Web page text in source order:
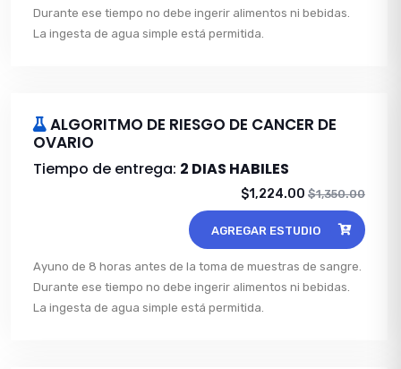
Durante ese tiempo no debe ingerir alimentos ni bebidas.
La ingesta de agua simple está permitida.
ALGORITMO DE RIESGO DE CANCER DE
OVARIO
Tiempo de entrega: 2 DIAS HABILES
$1,224.00 $1,350.00
AGREGAR ESTUDIO
Ayuno de 8 horas antes de la toma de muestras de sangre.
Durante ese tiempo no debe ingerir alimentos ni bebidas.
La ingesta de agua simple está permitida.